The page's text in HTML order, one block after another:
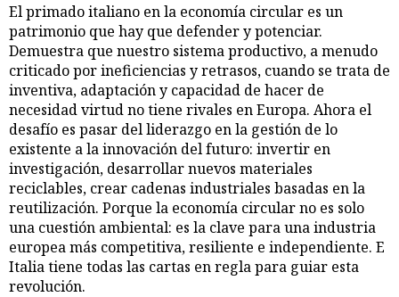
El primado italiano en la economía circular es un
patrimonio que hay que defender y potenciar.
Demuestra que nuestro sistema productivo, a menudo
criticado por ineficiencias y retrasos, cuando se trata de
inventiva, adaptación y capacidad de hacer de
necesidad virtud no tiene rivales en Europa. Ahora el
desafío es pasar del liderazgo en la gestión de lo
existente a la innovación del futuro: invertir en
investigación, desarrollar nuevos materiales
reciclables, crear cadenas industriales basadas en la
reutilización. Porque la economía circular no es solo
una cuestión ambiental: es la clave para una industria
europea más competitiva, resiliente e independiente. E
Italia tiene todas las cartas en regla para guiar esta
revolución.